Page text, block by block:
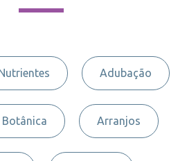
Adubação
Arranjos